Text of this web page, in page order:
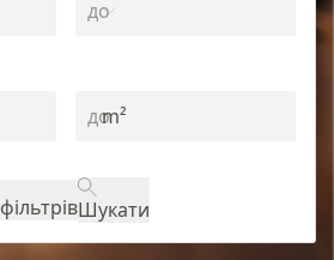
m²
Шукати